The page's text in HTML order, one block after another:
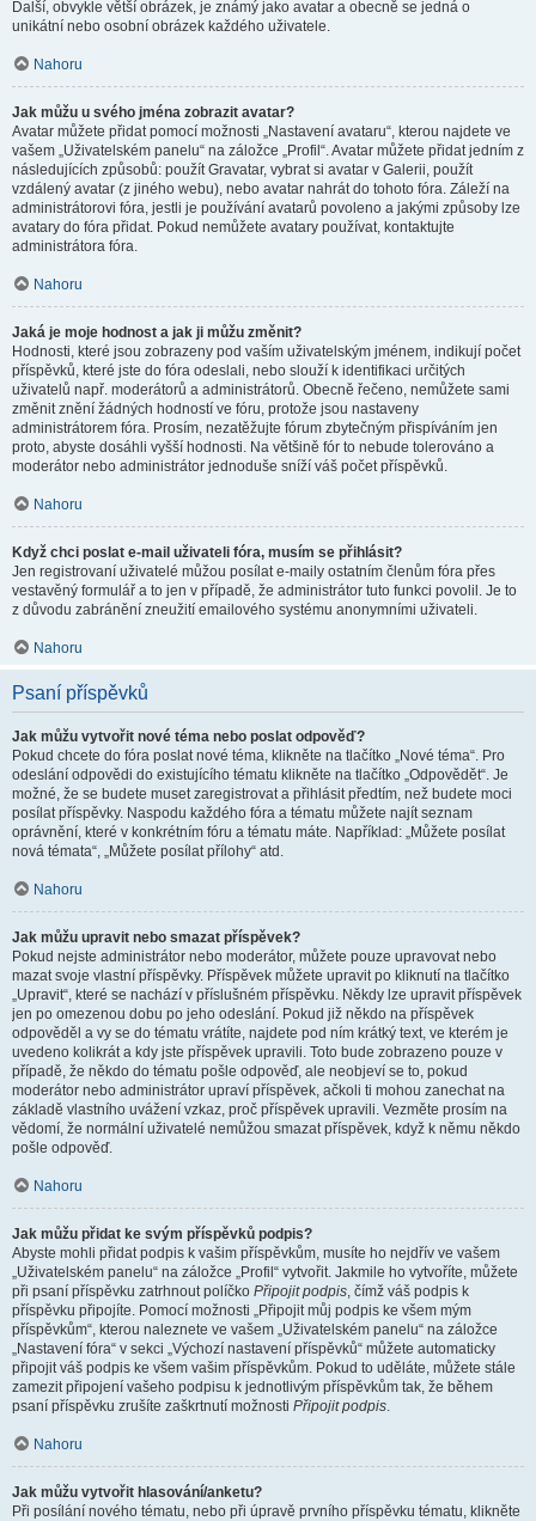
Další, obvykle větší obrázek, je známý jako avatar a obecně se jedná o
unikátní nebo osobní obrázek každého uživatele.
Nahoru
Jak můžu u svého jména zobrazit avatar?
Avatar můžete přidat pomocí možnosti „Nastavení avataru“, kterou najdete ve
vašem „Uživatelském panelu“ na záložce „Profil“. Avatar můžete přidat jedním z
následujících způsobů: použít Gravatar, vybrat si avatar v Galerii, použít
vzdálený avatar (z jiného webu), nebo avatar nahrát do tohoto fóra. Záleží na
administrátorovi fóra, jestli je používání avatarů povoleno a jakými způsoby lze
avatary do fóra přidat. Pokud nemůžete avatary používat, kontaktujte
administrátora fóra.
Nahoru
Jaká je moje hodnost a jak ji můžu změnit?
Hodnosti, které jsou zobrazeny pod vaším uživatelským jménem, indikují počet
příspěvků, které jste do fóra odeslali, nebo slouží k identifikaci určitých
uživatelů např. moderátorů a administrátorů. Obecně řečeno, nemůžete sami
změnit znění žádných hodností ve fóru, protože jsou nastaveny
administrátorem fóra. Prosím, nezatěžujte fórum zbytečným přispíváním jen
proto, abyste dosáhli vyšší hodnosti. Na většině fór to nebude tolerováno a
moderátor nebo administrátor jednoduše sníží váš počet příspěvků.
Nahoru
Když chci poslat e-mail uživateli fóra, musím se přihlásit?
Jen registrovaní uživatelé můžou posílat e-maily ostatním členům fóra přes
vestavěný formulář a to jen v případě, že administrátor tuto funkci povolil. Je to
z důvodu zabránění zneužití emailového systému anonymními uživateli.
Nahoru
Psaní příspěvků
Jak můžu vytvořit nové téma nebo poslat odpověď?
Pokud chcete do fóra poslat nové téma, klikněte na tlačítko „Nové téma“. Pro
odeslání odpovědi do existujícího tématu klikněte na tlačítko „Odpovědět“. Je
možné, že se budete muset zaregistrovat a přihlásit předtím, než budete moci
posílat příspěvky. Naspodu každého fóra a tématu můžete najít seznam
oprávnění, které v konkrétním fóru a tématu máte. Například: „Můžete posílat
nová témata“, „Můžete posílat přílohy“ atd.
Nahoru
Jak můžu upravit nebo smazat příspěvek?
Pokud nejste administrátor nebo moderátor, můžete pouze upravovat nebo
mazat svoje vlastní příspěvky. Příspěvek můžete upravit po kliknutí na tlačítko
„Upravit“, které se nachází v příslušném příspěvku. Někdy lze upravit příspěvek
jen po omezenou dobu po jeho odeslání. Pokud již někdo na příspěvek
odpověděl a vy se do tématu vrátíte, najdete pod ním krátký text, ve kterém je
uvedeno kolikrát a kdy jste příspěvek upravili. Toto bude zobrazeno pouze v
případě, že někdo do tématu pošle odpověď, ale neobjeví se to, pokud
moderátor nebo administrátor upraví příspěvek, ačkoli ti mohou zanechat na
základě vlastního uvážení vzkaz, proč příspěvek upravili. Vezměte prosím na
vědomí, že normální uživatelé nemůžou smazat příspěvek, když k němu někdo
pošle odpověď.
Nahoru
Jak můžu přidat ke svým příspěvků podpis?
Abyste mohli přidat podpis k vašim příspěvkům, musíte ho nejdřív ve vašem
„Uživatelském panelu“ na záložce „Profil“ vytvořit. Jakmile ho vytvoříte, můžete
při psaní příspěvku zatrhnout políčko Připojit podpis, čímž váš podpis k
příspěvku připojíte. Pomocí možnosti „Připojit můj podpis ke všem mým
příspěvkům“, kterou naleznete ve vašem „Uživatelském panelu“ na záložce
„Nastavení fóra“ v sekci „Výchozí nastavení příspěvků“ můžete automaticky
připojit váš podpis ke všem vašim příspěvkům. Pokud to uděláte, můžete stále
zamezit připojení vašeho podpisu k jednotlivým příspěvkům tak, že během
psaní příspěvku zrušíte zaškrtnutí možnosti Připojit podpis.
Nahoru
Jak můžu vytvořit hlasování/anketu?
Při posílání nového tématu, nebo při úpravě prvního příspěvku tématu, klikněte